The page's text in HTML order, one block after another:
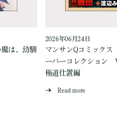
は、幼馴
2026年06月24日
マンサンQコミック
ーパーコレクション
極道仕置編
Read more